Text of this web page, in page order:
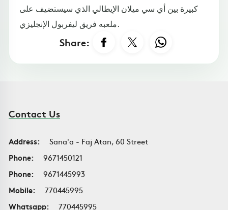
كبيرة بين أي سي ميلان الإيطالي الذي سيستضيف على
ملعبه فريق ليفربول الإنجليزي.
Share:
Contact Us
Address:
Sana'a - Faj Atan, 60 Street
Phone:
9671450121
Phone:
9671445993
Mobile:
770445995
Whatsapp:
770445995